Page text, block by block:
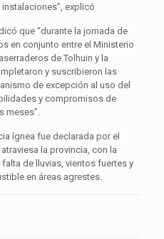
explicó
que “durante la jornada de
en conjunto entre el Ministerio
de Tolhuin y la
y suscribieron las
de excepción al uso del
y compromisos de
meses”.
ígnea fue declarada por el
la provincia, con la
de lluvias, vientos fuertes y
en áreas agrestes.